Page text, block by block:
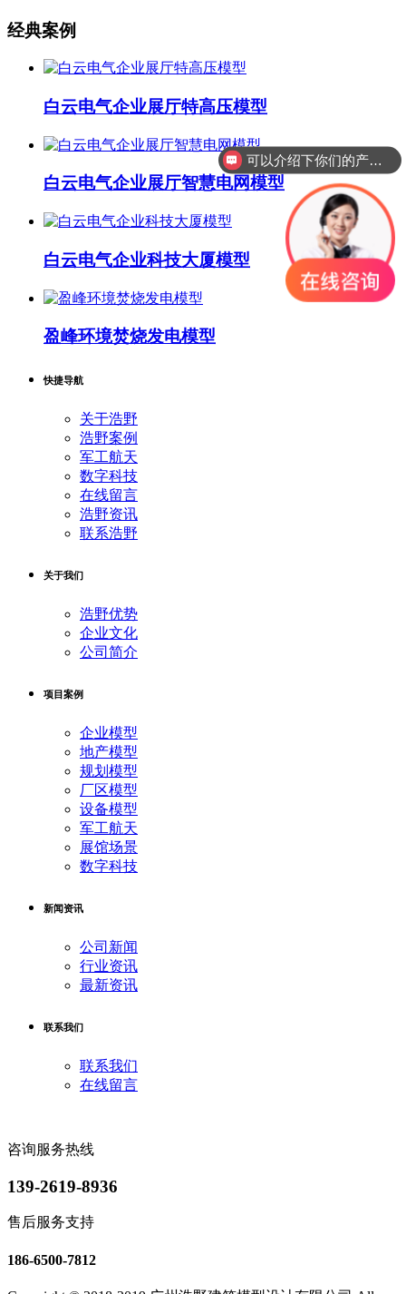
经典案例
白云电气企业展厅特高压模型
白云电气企业展厅智慧电网模型
白云电气企业科技大厦模型
盈峰环境焚烧发电模型
快捷导航
关于浩野
浩野案例
军工航天
数字科技
在线留言
浩野资讯
联系浩野
关于我们
浩野优势
企业文化
公司简介
项目案例
企业模型
地产模型
规划模型
厂区模型
设备模型
军工航天
展馆场景
数字科技
新闻资讯
公司新闻
行业资讯
最新资讯
联系我们
联系我们
在线留言
咨询服务热线
139-2619-8936
售后服务支持
186-6500-7812
可以介绍下你们的产品么？